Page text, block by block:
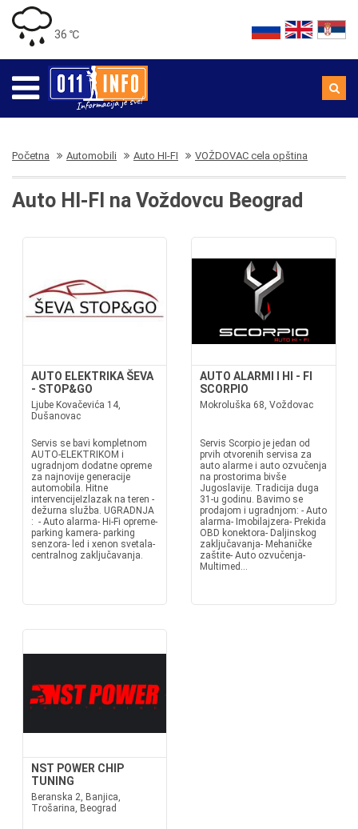
36 ℃
Početna Automobili Auto HI-FI VOŽDOVAC cela opština
Auto HI-FI na Voždovcu Beograd
AUTO ELEKTRIKA ŠEVA
- STOP&GO
Ljube Kovačevića 14,
Dušanovac
Servis se bavi kompletnom
AUTO-ELEKTRIKOM i
ugradnjom dodatne opreme
za najnovije generacije
automobila. Hitne
intervencijeIzlazak na teren -
dežurna služba. UGRADNJA
: - Auto alarma- Hi-Fi opreme-
parking kamera- parking
senzora- led i xenon svetala-
centralnog zaključavanja.
AUTO ALARMI I HI - FI
SCORPIO
Mokroluška 68, Voždovac
Servis Scorpio je jedan od
prvih otvorenih servisa za
auto alarme i auto ozvučenja
na prostorima bivše
Jugoslavije. Tradicija duga
31-u godinu. Bavimo se
prodajom i ugradnjom: - Auto
alarma- Imobilajzera- Prekida
OBD konektora- Daljinskog
zaključavanja- Mehaničke
zaštite- Auto ozvučenja-
Multimed...
NST POWER CHIP
TUNING
Beranska 2, Banjica,
Trošarina, Beograd